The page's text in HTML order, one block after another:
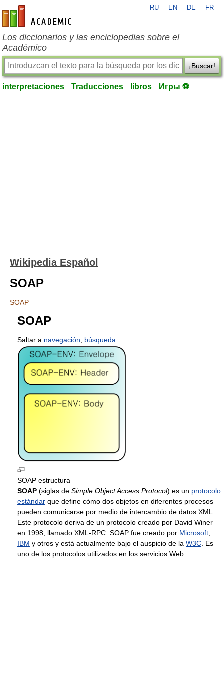
es-academic.com
RU EN DE FR
Los diccionarios y las enciclopedias sobre el
Académico
¡Buscar!
interpretaciones Traducciones libros Игры ⚽
Wikipedia Español
SOAP
SOAP
SOAP
Saltar a navegación búsqueda
SOAP estructura
SOAP (siglas de Simple Object Access Protocol) es un protocolo
estándar que define cómo dos objetos en diferentes procesos
pueden comunicarse por medio de intercambio de datos XML.
Este protocolo deriva de un protocolo creado por David Winer
en 1998, llamado XML-RPC. SOAP fue creado por Microsoft,
IBM y otros y está actualmente bajo el auspicio de la W3C. Es
uno de los protocolos utilizados en los servicios Web.